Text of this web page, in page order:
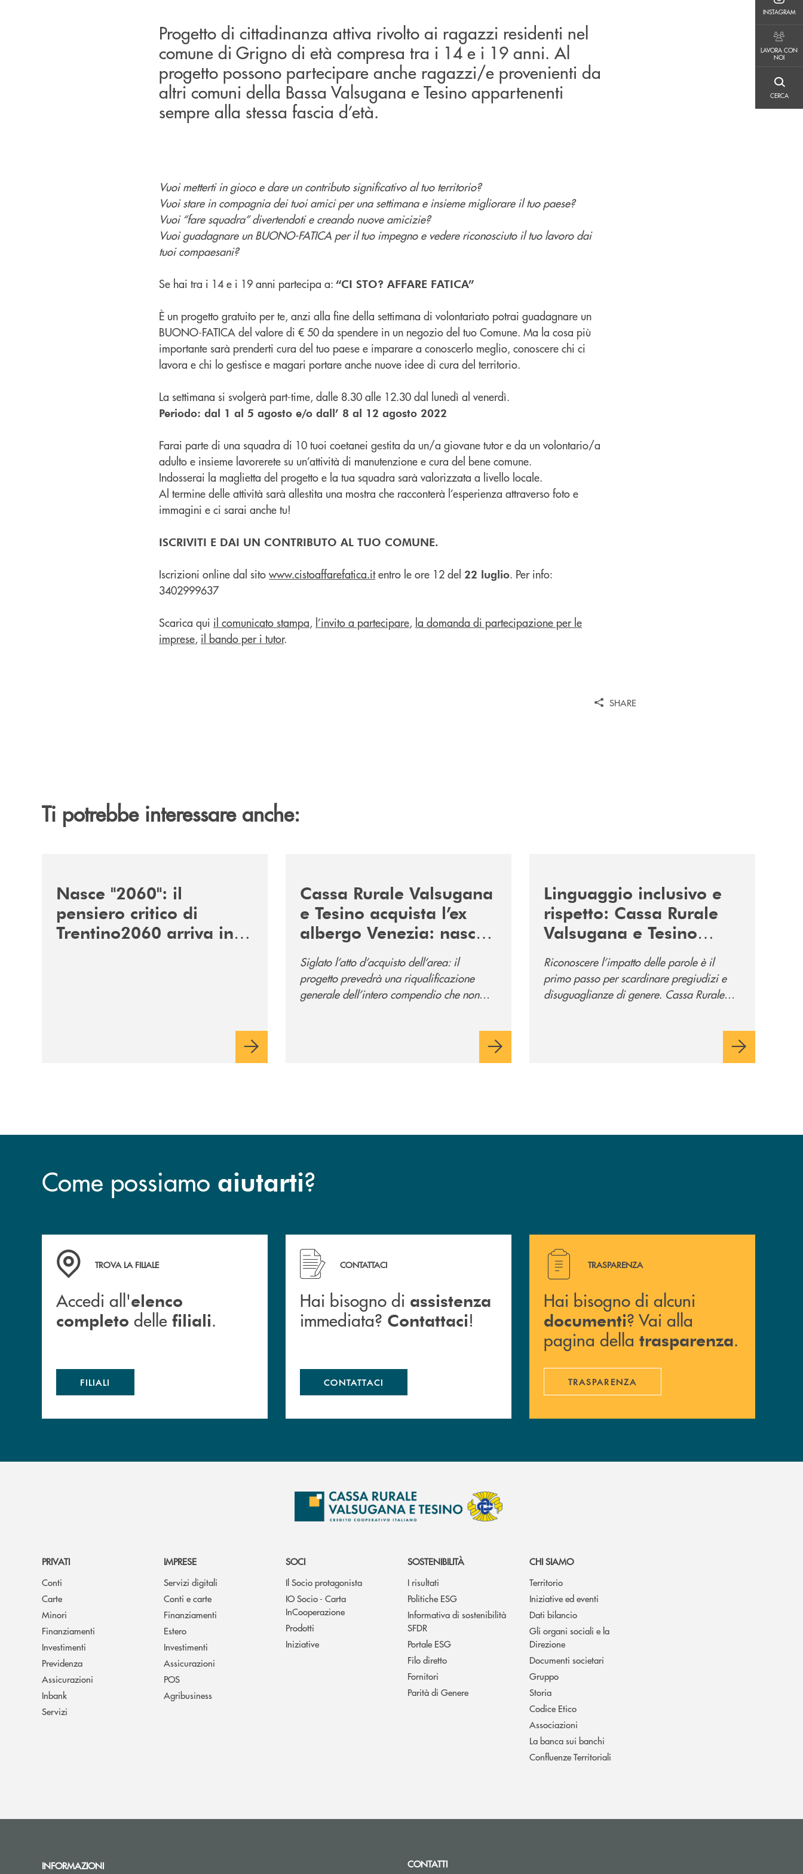
INSTAGRAM
LAVORA CON
NOI
CERCA
Progetto di cittadinanza attiva rivolto ai ragazzi residenti nel
comune di Grigno di età compresa tra i 14 e i 19 anni. Al
progetto possono partecipare anche ragazzi/e provenienti da
altri comuni della Bassa Valsugana e Tesino appartenenti
sempre alla stessa fascia d’età.
Vuoi metterti in gioco e dare un contributo significativo al tuo territorio?
Vuoi stare in compagnia dei tuoi amici per una settimana e insieme migliorare il tuo paese?
Vuoi “fare squadra” divertendoti e creando nuove amicizie?
Vuoi guadagnare un BUONO-FATICA per il tuo impegno e vedere riconosciuto il tuo lavoro dai
tuoi compaesani?
Se hai tra i 14 e i 19 anni partecipa a: “CI STO? AFFARE FATICA”
È un progetto gratuito per te, anzi alla fine della settimana di volontariato potrai guadagnare un
BUONO-FATICA del valore di € 50 da spendere in un negozio del tuo Comune. Ma la cosa più
importante sarà prenderti cura del tuo paese e imparare a conoscerlo meglio, conoscere chi ci
lavora e chi lo gestisce e magari portare anche nuove idee di cura del territorio.
La settimana si svolgerà part-time, dalle 8.30 alle 12.30 dal lunedì al venerdì.
Periodo: dal 1 al 5 agosto e/o dall’ 8 al 12 agosto 2022
Farai parte di una squadra di 10 tuoi coetanei gestita da un/a giovane tutor e da un volontario/a
adulto e insieme lavorerete su un’attività di manutenzione e cura del bene comune.
Indosserai la maglietta del progetto e la tua squadra sarà valorizzata a livello locale.
Al termine delle attività sarà allestita una mostra che racconterà l’esperienza attraverso foto e
immagini e ci sarai anche tu!
ISCRIVITI E DAI UN CONTRIBUTO AL TUO COMUNE.
Iscrizioni online dal sito www.cistoaffarefatica.itentro le ore 12 del 22 luglio. Per info:
3402999637
Scarica qui il comunicato stampa, l’invito a partecipare, la domanda di partecipazione per le
imprese, il bando per i tutor.
SHARE
Ti potrebbe interessare anche:
Nasce "2060": il
pensiero critico di
Trentino2060 arriva in
Cassa Rurale Valsugana
e Tesino acquista l’ex
albergo Venezia: nasce
il nuovo polo
direzionale della banca
e al servizio della
Siglato l’atto d’acquisto dell’area: il
progetto prevedrà una riqualificazione
generale dell’intero compendio che non
Linguaggio inclusivo e
rispetto: Cassa Rurale
Valsugana e Tesino
promuove la campagna
“Tolleranza Zero”
Riconoscere l’impatto delle parole è il
primo passo per scardinare pregiudizi e
disuguaglianze di genere. Cassa Rurale
valori e influenzi direttamente la comunità
Come possiamo aiutarti?
Accedi all' elenco completo delle filiali .
TROVA LA FILIALE
Accedi all'elenco
completo delle filiali.
FILIALI
Hai bisogno di assistenza immediata? Contattaci !
CONTATTACI
Hai bisogno di assistenza
immediata? Contattaci!
CONTATTACI
Hai bisogno di alcuni documenti ? Vai alla pagina della
TRASPARENZA
Hai bisogno di alcuni
documenti? Vai alla
pagina della trasparenza.
TRASPARENZA
PRIVATI
Conti
Carte
Minori
Finanziamenti
Investimenti
Previdenza
Assicurazioni
Inbank
Servizi
IMPRESE
Servizi digitali
Conti e carte
Finanziamenti
Estero
Investimenti
Assicurazioni
POS
Agribusiness
SOCI
Il Socio protagonista
IO Socio - Carta
InCooperazione
Prodotti
Iniziative
SOSTENIBILITÀ
I risultati
Politiche ESG
Informativa di sostenibilità
SFDR
Portale ESG
Filo diretto
Fornitori
Parità di Genere
CHI SIAMO
Territorio
Iniziative ed eventi
Dati bilancio
Gli organi sociali e la
Direzione
Documenti societari
Gruppo
Storia
Codice Etico
Associazioni
La banca sui banchi
Confluenze Territoriali
INFORMAZIONI CONTATTI